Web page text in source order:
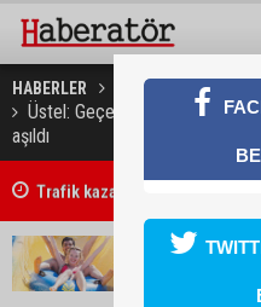
HABERLER GÜNDEM
Üstel: Geçen yıl narenciye ve
aşıldı
Trafik kazasında 85 yaşındaki